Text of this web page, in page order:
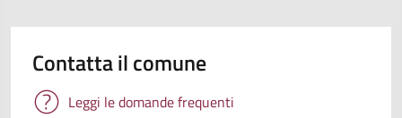
Contatta il comune
Leggi le domande frequenti